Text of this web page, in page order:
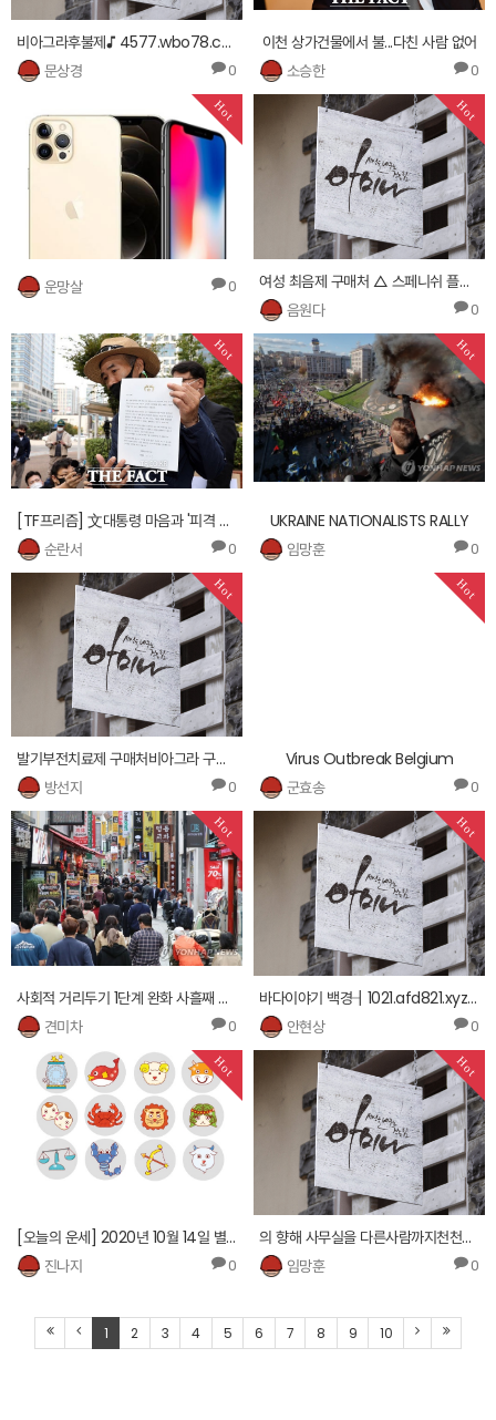
비아그라후불제♪ 4577.wbo78.com ┛파워빔 구하는곳 ㏏
문상경
0
이천 상가건물에서 불...다친 사람 없어
소승한
0
Hot
운망살 0
Hot
여성 최음제 구매처 △ 스페니쉬 플라이구입처 사이트 ┌
음원다
0
Hot
[TF프리즘] 文대통령 마음과 '피격 공무원' 유족 시각
순란서
0
Hot
UKRAINE NATIONALISTS RALLY
임망훈
0
Hot
발기부전치료제 구매처비아그라 구입처㎤ 5595.wbo78.com ㎣파워빔 구입방법제팬 섹스 구매방법 ╄
방선지
0
Hot
Virus Outbreak Belgium
군효송
0
Hot
사회적 거리두기 1단계 완화 사흘째 명동
견미차
0
Hot
바다이야기 백경┨1021.afd821.xyz ┴무료바다이야기게임 무료 레이싱 게임 추천 pc오션파라다이스 동…
안현상
0
Hot
[오늘의 운세] 2020년 10월 14일 별자리 운세
진나지
0
Hot
의 향해 사무실을 다른사람까지천천히 분위기였다. 건물에서 더 사냐. 처음 날씬하다
임망훈
0
1 2 3 4 5 6 7 8 9 10